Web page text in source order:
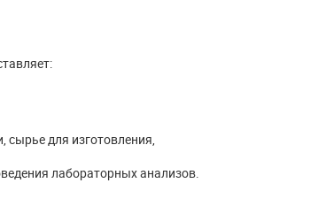
для изготовления,
лабораторных анализов.